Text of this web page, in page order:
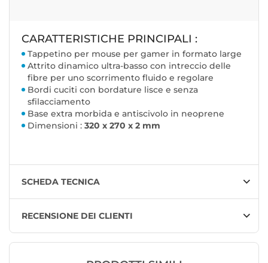
CARATTERISTICHE PRINCIPALI :
Tappetino per mouse per gamer in formato large
Attrito dinamico ultra-basso con intreccio delle
fibre per uno scorrimento fluido e regolare
Bordi cuciti con bordature lisce e senza
sfilacciamento
Base extra morbida e antiscivolo in neoprene
Dimensioni : 320 x 270 x 2 mm
SCHEDA TECNICA
RECENSIONE DEI CLIENTI